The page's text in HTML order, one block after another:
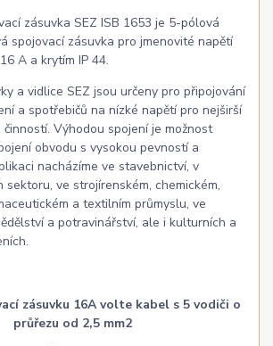
zásuvka SEZ ISB 1653 je 5-pólová
spojovací zásuvka pro jmenovité napětí
A a krytím IP 44.
a vidlice SEZ jsou určeny pro připojování
a spotřebičů na nízké napětí pro nejširší
Výhodou spojení je možnost
obvodu s vysokou pevností a
nacházíme ve stavebnictví, v
sektoru, ve strojírenském, chemickém,
a textilním průmyslu, ve
a potravinářství, ale i kulturních a
zásuvku 16A volte kabel s 5 vodiči o
průřezu od 2,5 mm2